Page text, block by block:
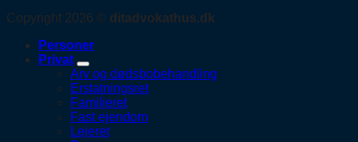
Copyright 2026 © ditadvokathus.dk
Personer
Privat
Arv og dødsbobehandling
Erstatningsret
Familieret
Fast ejendom
Lejeret